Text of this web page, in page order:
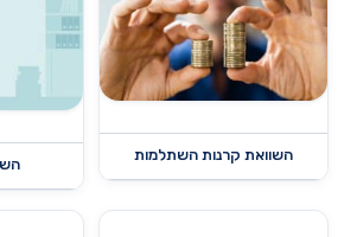
השוואת קרנות השתלמות